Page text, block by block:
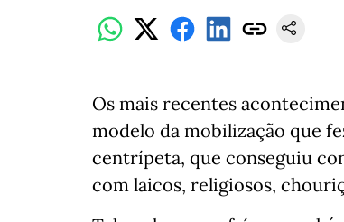
Os mais recentes
modelo da mobilização que
centrípeta, que conseguiu
com laicos, religiosos,